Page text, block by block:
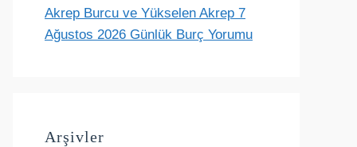
Akrep Burcu ve Yükselen Akrep 7
Ağustos 2026 Günlük Burç Yorumu
Arşivler